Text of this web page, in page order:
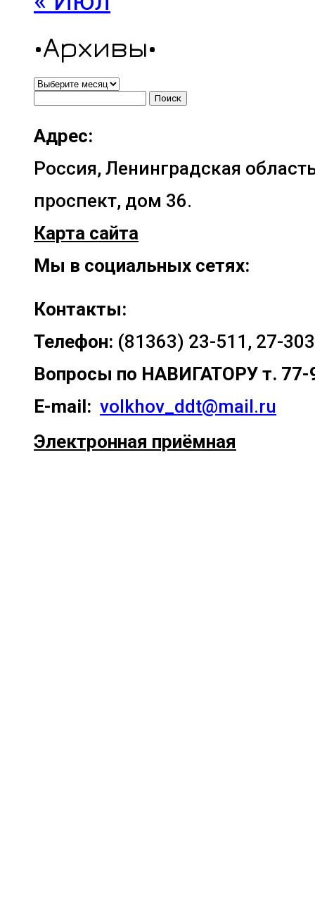
•Архивы•
•Архивы•
Адрес:
Россия, Ленинградская
проспект, дом 36.
Карта сайта
Мы в социальных сетях:
Контакты:
Телефон: (81363) 23-511, 27-303
Вопросы по НАВИГАТОРУ т. 77-
E-mail: volkhov_ddt@mail.ru
Электронная приёмная